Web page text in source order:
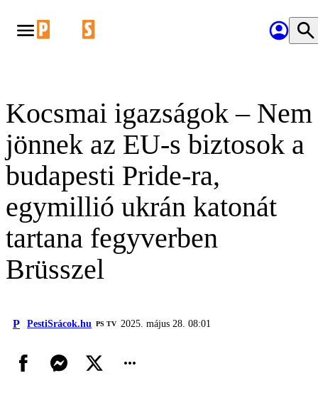
Kocsmai igazságok – Nem
jönnek az EU-s biztosok a
budapesti Pride-ra,
egymillió ukrán katonát
tartana fegyverben
Brüsszel
P PestiSrácok.hu PS TV 2025. május 28. 08:01